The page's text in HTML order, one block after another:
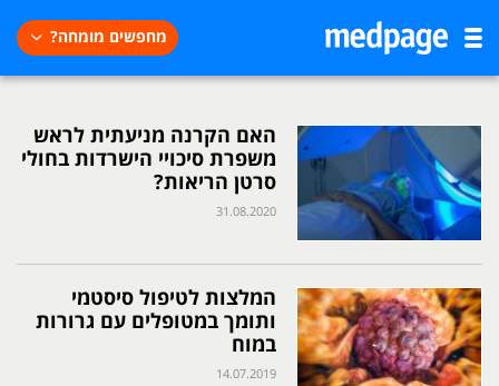
מחפשים מומחה?
האם הקרנה מניעתית לראש
משפרת סיכויי הישרדות בחולי
סרטן הריאות?
31.08.2020
המלצות לטיפול סיסטמי
ותומך במטופלים עם גרורות
במוח
14.07.2019